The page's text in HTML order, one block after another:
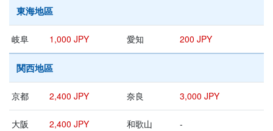
東海地區
岐阜 1,000 JPY 愛知 200 JPY
関西地區
京都 2,400 JPY 奈良 3,000 JPY
大阪 2,400 JPY 和歌山 -